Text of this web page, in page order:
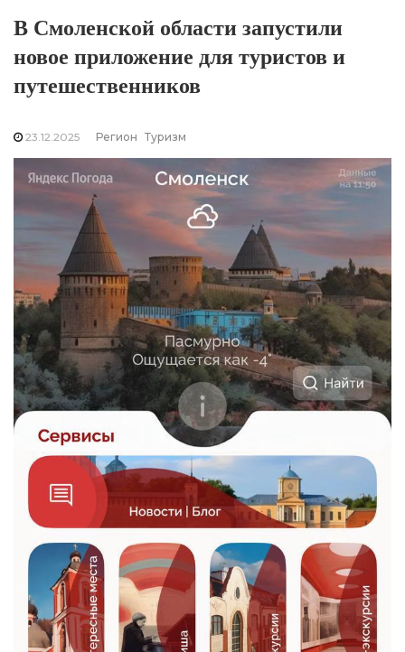
В Смоленской области запустили
новое приложение для туристов и
путешественников
23.12.2025 Регион Туризм